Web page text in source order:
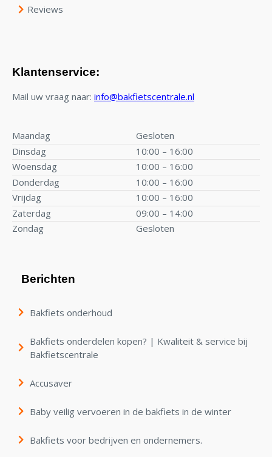
Reviews
Klantenservice:
Mail uw vraag naar: info@bakfietscentrale.nl
Maandag
Gesloten
Dinsdag
10:00 – 16:00
Woensdag
10:00 – 16:00
Donderdag
10:00 – 16:00
Vrijdag
10:00 – 16:00
Zaterdag
09:00 – 14:00
Zondag
Gesloten
Berichten
Bakfiets onderhoud
Bakfiets onderdelen kopen? | Kwaliteit & service bij
Bakfietscentrale
Accusaver
Baby veilig vervoeren in de bakfiets in de winter
Bakfiets voor bedrijven en ondernemers.